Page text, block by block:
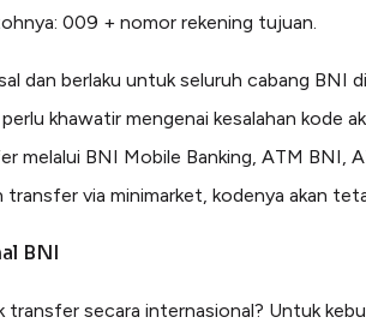
009 + nomor rekening tujuan.
dan berlaku untuk seluruh cabang BNI di
khawatir mengenai kesalahan kode
melalui BNI Mobile Banking, ATM BNI,
transfer via minimarket, kodenya akan
BNI
transfer secara internasional? Untuk